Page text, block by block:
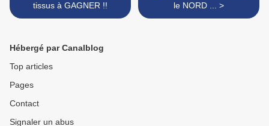
tissus à GAGNER !!
le NORD ... >
Hébergé par Canalblog
Top articles
Pages
Contact
Signaler un abus